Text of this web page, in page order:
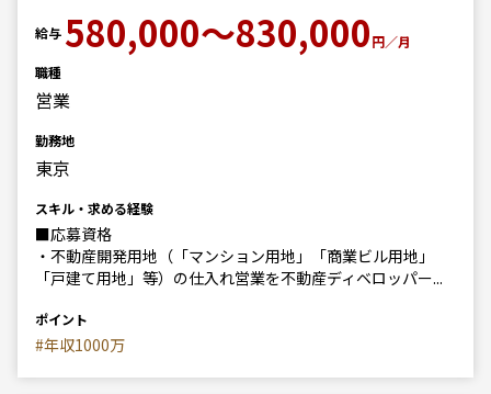
給与 580,000～830,000円／月
職種
営業
勤務地
東京
スキル・求める経験
■応募資格
・不動産開発用地（「マンション用地」「商業ビル用地」
「戸建て用地」等）の仕入れ営業を不動産ディベロッパー...
ポイント
#年収1000万